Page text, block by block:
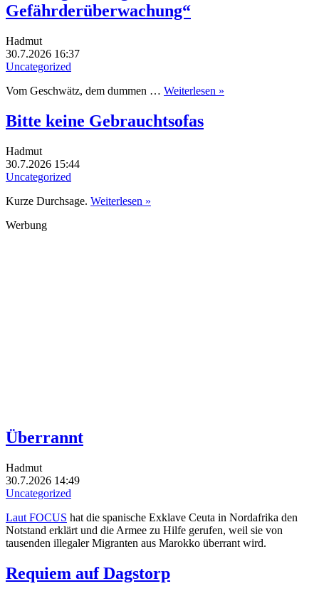
Gefährderüberwachung“
Hadmut
30.7.2026 16:37
Uncategorized
Vom Geschwätz, dem dummen … Weiterlesen »
Bitte keine Gebrauchtsofas
Hadmut
30.7.2026 15:44
Uncategorized
Kurze Durchsage. Weiterlesen »
Werbung
Überrannt
Hadmut
30.7.2026 14:49
Uncategorized
Laut FOCUS hat die spanische Exklave Ceuta in Nordafrika den
Notstand erklärt und die Armee zu Hilfe gerufen, weil sie von
tausenden illegaler Migranten aus Marokko überrant wird.
Requiem auf Dagstorp